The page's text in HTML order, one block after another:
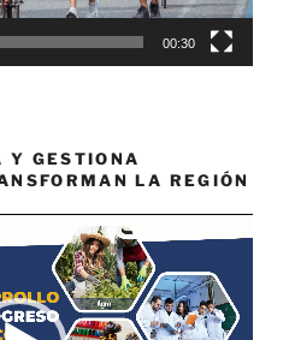
00:30
GESTIONA
LA REGIÓN